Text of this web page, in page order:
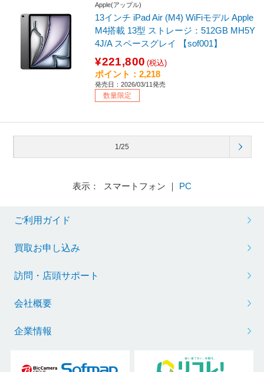
Apple(アップル)
13インチ iPad Air (M4) WiFiモデル Apple
M4搭載 13型 ストレージ：512GB MH5Y
4J/A スペースグレイ 【sof001】
¥221,800 (税込)
ポイント：2,218
発売日：2026/03/11発売
数量限定
1/25
表示： スマートフォン ｜ PC
ご利用ガイド
買取お申し込み
訪問・店頭サポート
会社概要
企業情報